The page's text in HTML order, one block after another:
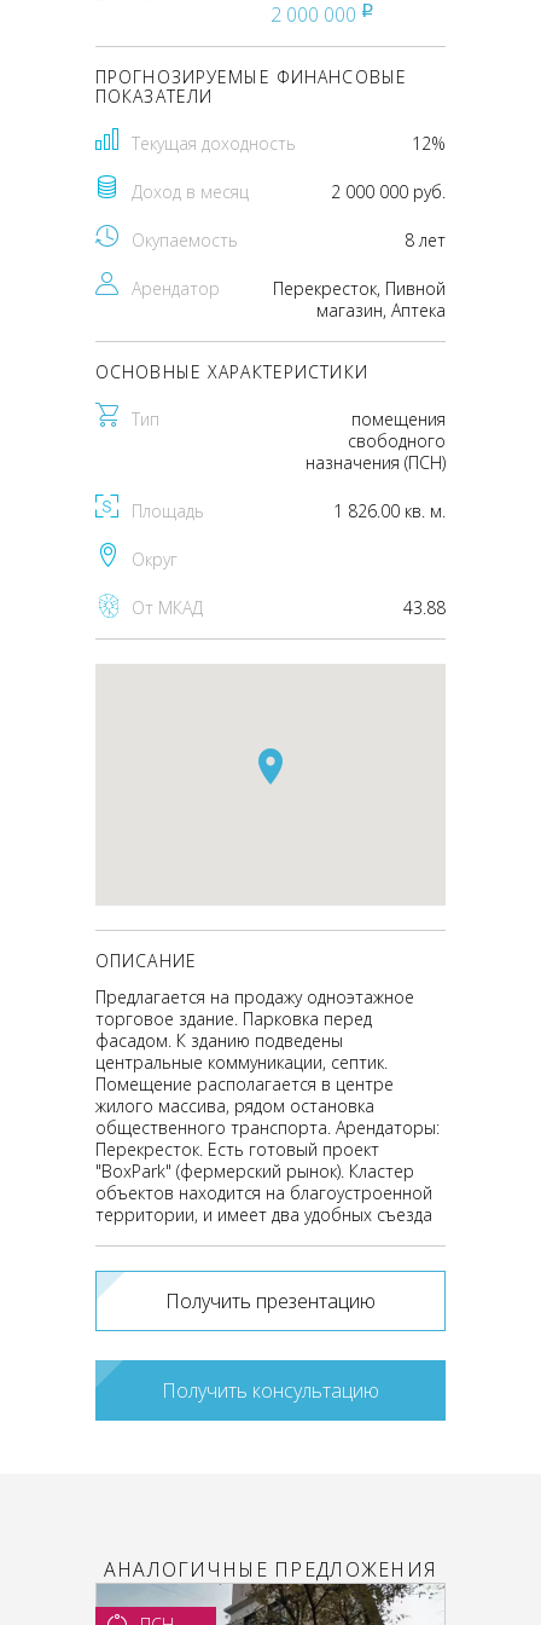
2 000 000 pуб
ПРОГНОЗИРУЕМЫЕ ФИНАНСОВЫЕ
ПОКАЗАТЕЛИ
Текущая доходность 12%
Доход в месяц 2 000 000 руб.
Окупаемость 8 лет
Арендатор
Перекресток, Пивной
магазин, Аптека
ОСНОВНЫЕ ХАРАКТЕРИСТИКИ
Тип
помещения
свободного
назначения (ПСН)
Площадь 1 826.00 кв. м.
Округ
От МКАД 43.88
ОПИСАНИЕ
Предлагается на продажу одноэтажное
торговое здание. Парковка перед
фасадом. К зданию подведены
центральные коммуникации, септик.
Помещение располагается в центре
жилого массива, рядом остановка
общественного транспорта. Арендаторы:
Перекресток. Есть готовый проект
"BoxPark" (фермерский рынок). Кластер
объектов находится на благоустроенной
территории, и имеет два удобных съезда
Получить презентацию
Получить консультацию
АНАЛОГИЧНЫЕ ПРЕДЛОЖЕНИЯ